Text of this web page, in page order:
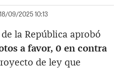
09/2025 10:13
la República aprobó
a favor, 0 en contra
de ley que